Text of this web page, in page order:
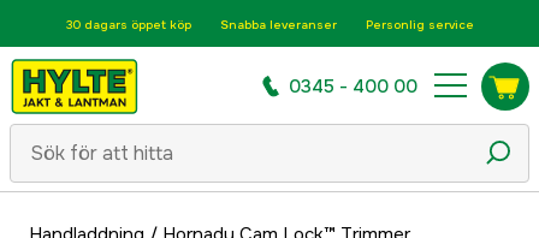
30 dagars öppet köp Snabba leveranser Personlig service
0345 - 400 00